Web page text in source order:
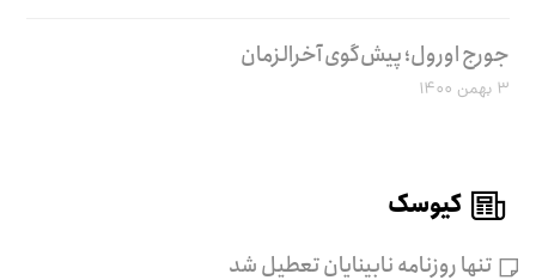
جورج اورول؛ پیش‌گوی آخرالزمان
۳ بهمن ۱۴۰۰
کیوسک
تنها روزنامه نابینایان تعطیل شد